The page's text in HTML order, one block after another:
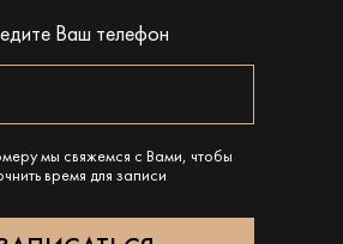
Ваш телефон
мы свяжемся с Вами, чтобы
время для записи